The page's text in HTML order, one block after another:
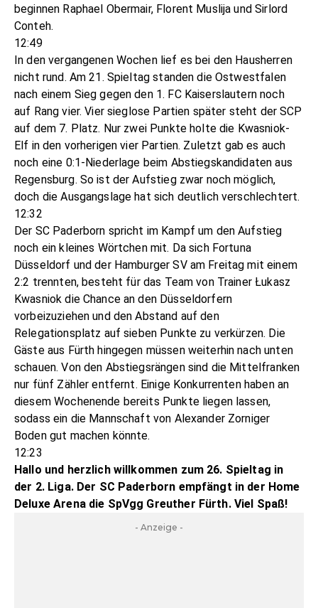
beginnen Raphael Obermair, Florent Muslija und Sirlord
Conteh.
12:49
In den vergangenen Wochen lief es bei den Hausherren
nicht rund. Am 21. Spieltag standen die Ostwestfalen
nach einem Sieg gegen den 1. FC Kaiserslautern noch
auf Rang vier. Vier sieglose Partien später steht der SCP
auf dem 7. Platz. Nur zwei Punkte holte die Kwasniok-
Elf in den vorherigen vier Partien. Zuletzt gab es auch
noch eine 0:1-Niederlage beim Abstiegskandidaten aus
Regensburg. So ist der Aufstieg zwar noch möglich,
doch die Ausgangslage hat sich deutlich verschlechtert.
12:32
Der SC Paderborn spricht im Kampf um den Aufstieg
noch ein kleines Wörtchen mit. Da sich Fortuna
Düsseldorf und der Hamburger SV am Freitag mit einem
2:2 trennten, besteht für das Team von Trainer Łukasz
Kwasniok die Chance an den Düsseldorfern
vorbeizuziehen und den Abstand auf den
Relegationsplatz auf sieben Punkte zu verkürzen. Die
Gäste aus Fürth hingegen müssen weiterhin nach unten
schauen. Von den Abstiegsrängen sind die Mittelfranken
nur fünf Zähler entfernt. Einige Konkurrenten haben an
diesem Wochenende bereits Punkte liegen lassen,
sodass ein die Mannschaft von Alexander Zorniger
Boden gut machen könnte.
12:23
Hallo und herzlich willkommen zum 26. Spieltag in
der 2. Liga. Der SC Paderborn empfängt in der Home
Deluxe Arena die SpVgg Greuther Fürth. Viel Spaß!
- Anzeige -